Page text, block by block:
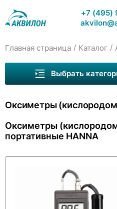
+7 (495)
Главная страница / Каталог /
Оксиметры
Оксиметры
портативные HANNA
Выбрать
Оксиметры
Оксиметры